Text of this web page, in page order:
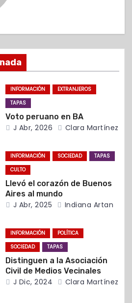
INFORMACIÓN
EXTRANJEROS
TAPAS
Voto peruano en BA
J Abr, 2026 Clara Martínez
INFORMACIÓN SOCIEDAD
TAPAS
CULTO
Llevó el corazón de Buenos
Aires al mundo
J Abr, 2025 Indiana Artan
INFORMACIÓN
POLÍTICA
SOCIEDAD
TAPAS
Distinguen a la Asociación
Civil de Medios Vecinales
J Dic, 2024 Clara Martínez